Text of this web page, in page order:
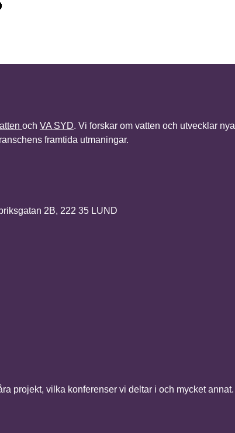
och VA SYD. Vi forskar om vatten och utvecklar nya
framtida utmaningar.
2B, 222 35 LUND
projekt, vilka konferenser vi deltar i och mycket annat.